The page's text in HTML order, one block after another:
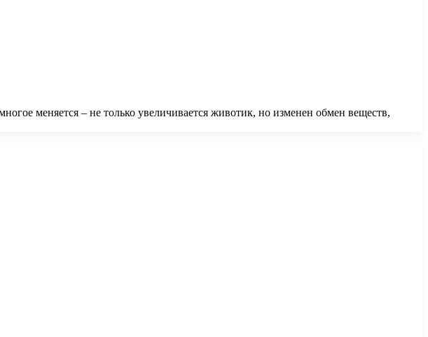
меняется – не только увеличивается животик, но изменен обмен веществ,